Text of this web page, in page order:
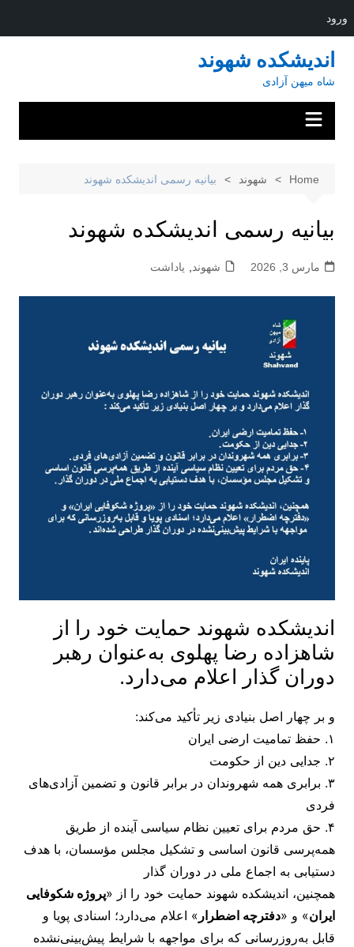
ورود
content
اندیشکده شهوند
شاه میهن آزادی
Home شهوند بیانیه رسمی اندیشکده شهوند
بیانیه رسمی اندیشکده شهوند
مارس 3, 2026 شهوند یاداشت
اندیشکده شهوند حمایت خود را از
شاهزاده رضا پهلوی به‌عنوان رهبر
دوران گذار اعلام می‌دارد.
و بر چهار اصل بنیادی زیر تأکید می‌کند:
۱. حفظ تمامیت ارضی ایران
۲. جدایی دین از حکومت
۳. برابری همه شهروندان در برابر قانون و تضمین آزادی‌های
فردی
۴. حق مردم برای تعیین نظام سیاسی آینده از طریق
همه‌پرسی قانون اساسی و تشکیل مجلس مؤسسان، با هدف
دستیابی به اجماع ملی در دوران گذار
همچنین، اندیشکده شهوند حمایت خود را از «پروژه شکوفایی
ایران» و «دفترچه اضطرار » اعلام می‌دارد؛ اسنادی پویا و
قابل به‌روزرسانی که برای مواجهه با شرایط پیش‌بینی‌نشده